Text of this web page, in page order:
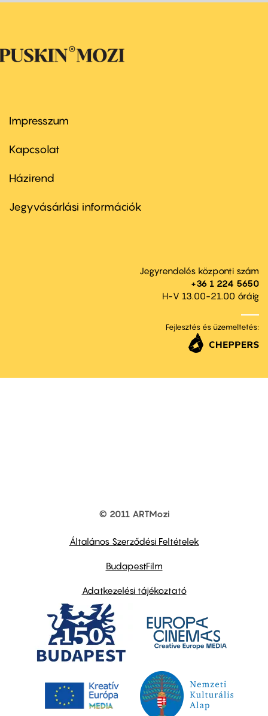
Footer
first
Impresszum
Kapcsolat
Footer
second
Házirend
Jegyvásárlási információk
Jegyrendelés központi szám
+36 1 224 5650
H-V 13.00-21.00 óráig
Fejlesztés és üzemeltetés:
© 2011 ARTMozi
Általános Szerződési Feltételek
BudapestFilm
Adatkezelési tájékoztató